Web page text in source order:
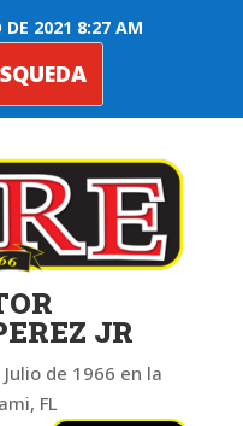
DE 2021 8:27 AM
JR
de 1966 en la
FL